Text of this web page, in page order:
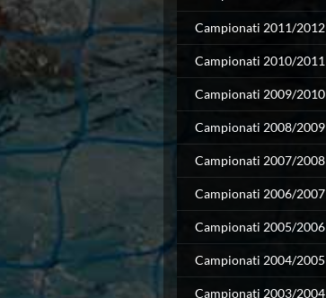
Eventi
Norme e documenti
Risultati e Classifiche
Azzurri
News
Flash News
Artistico
Eventi
Norme e documenti
Risultati e Classifiche
Azzurri
News
Flash News
Fondo
Eventi
Campionati 2011/2012
Campionati 2010/2011
Campionati 2009/2010
Campionati 2008/2009
Campionati 2007/2008
Campionati 2006/2007
Campionati 2005/2006
Campionati 2004/2005
Campionati 2003/2004